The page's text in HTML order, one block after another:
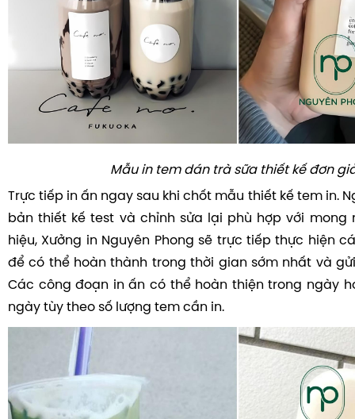
Mẫu in tem dán trà sữa thiết kế đơn
Trực tiếp in ấn ngay sau khi chốt mẫu thiết kế tem in.
bản thiết kế test và chỉnh sửa lại phù hợp với mong
hiệu, Xưởng in Nguyên Phong sẽ trực tiếp thực hiện
để có thể hoàn thành trong thời gian sớm nhất và
Các công đoạn in ấn có thể hoàn thiện trong ngày
ngày tùy theo số lượng tem cần in.